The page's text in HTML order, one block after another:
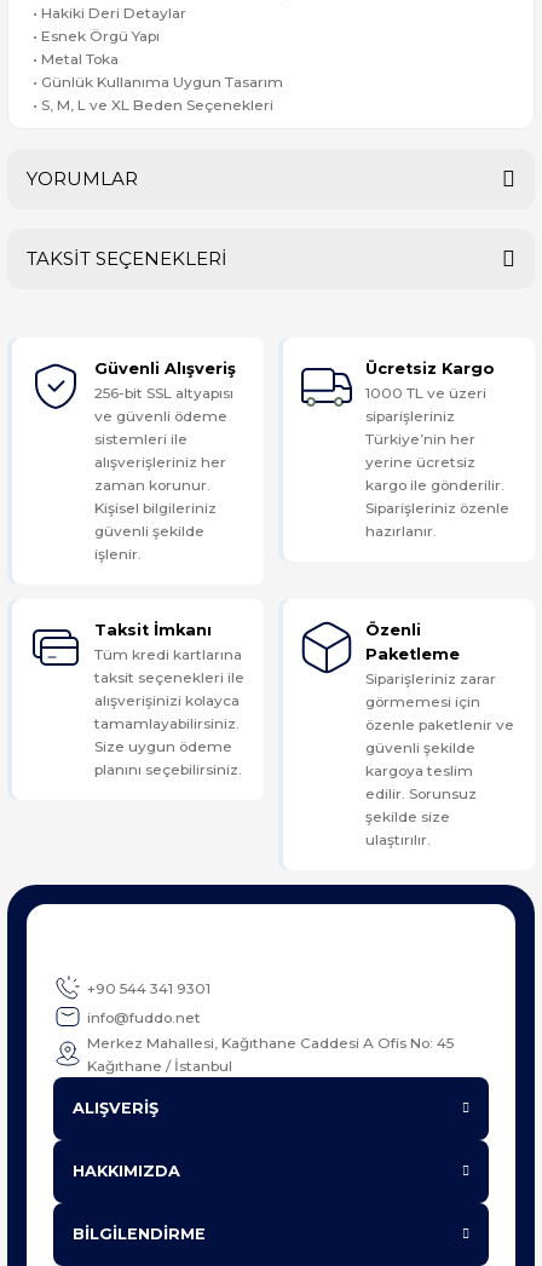
• Hakiki Deri Detaylar
• Esnek Örgü Yapı
• Metal Toka
• Günlük Kullanıma Uygun Tasarım
• S, M, L ve XL Beden Seçenekleri
YORUMLAR
Yorum Yaz
TAKSİT SEÇENEKLERİ
Güvenli Alışveriş
256-bit SSL altyapısı
ve güvenli ödeme
sistemleri ile
alışverişleriniz her
zaman korunur.
Kişisel bilgileriniz
güvenli şekilde
işlenir.
Ücretsiz Kargo
1000 TL ve üzeri
siparişleriniz
Türkiye’nin her
yerine ücretsiz
kargo ile gönderilir.
Siparişleriniz özenle
hazırlanır.
Taksit İmkanı
Tüm kredi kartlarına
taksit seçenekleri ile
alışverişinizi kolayca
tamamlayabilirsiniz.
Size uygun ödeme
planını seçebilirsiniz.
Özenli
Paketleme
Siparişleriniz zarar
görmemesi için
özenle paketlenir ve
güvenli şekilde
kargoya teslim
edilir. Sorunsuz
şekilde size
ulaştırılır.
+90 544 341 9301
info@fuddo.net
Merkez Mahallesi, Kağıthane Caddesi A Ofis No: 45
Kağıthane / İstanbul
ALIŞVERİŞ
HAKKIMIZDA
BİLGİLENDİRME